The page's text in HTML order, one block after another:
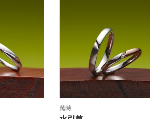
萬時